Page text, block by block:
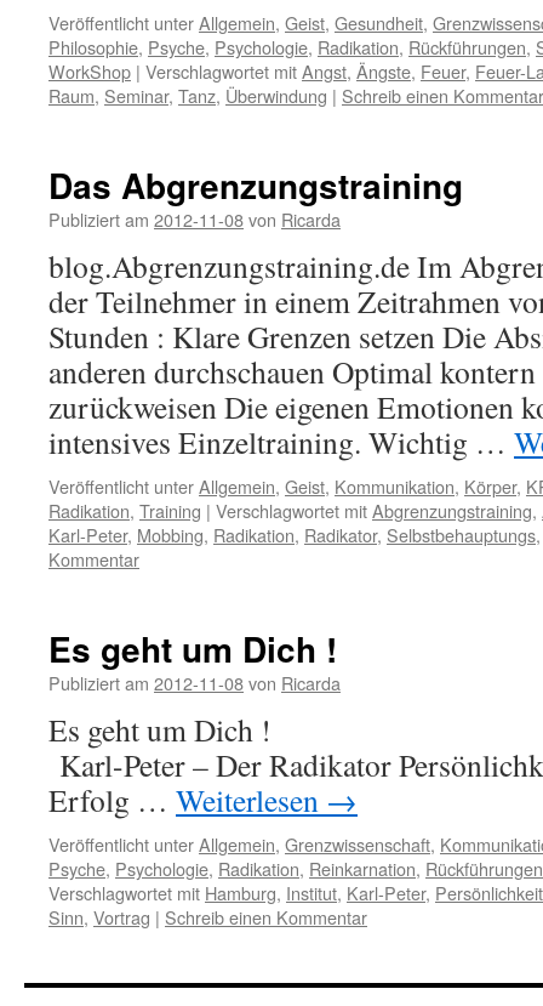
Veröffentlicht unterAllgemein, Geist, Gesundheit,
Philosophie, Psyche, Psychologie, Radikation, Rückführungen,
WorkShop | Verschlagwortet mitAngst, Ängste, Feuer, Feuer-
Raum, Seminar, Tanz, Überwindung | Schreib einen Kommentar
Das Abgrenzungstraining
Publiziert am 2012-11-08von Ricarda
blog.Abgrenzungstraining.de Im
der Teilnehmer in einem Zeitrahmen
Stunden : Klare Grenzen setzen Die
anderen durchschauen Optimal
zurückweisen Die eigenen Emotionen
intensives Einzeltraining. Wichtig …
Veröffentlicht unterAllgemein, Geist, Kommunikation, Körper,
Radikation, Training | Verschlagwortet mitAbgrenzungstraining,
Karl-Peter, Mobbing, Radikation, Radikator, Selbstbehauptungs
Kommentar
Es geht um Dich !
Publiziert am 2012-11-08von Ricarda
Es geht um
Karl-Peter – Der Radikator
Erfolg … Weiterlesen →
Veröffentlicht unterAllgemein, Grenzwissenschaft,
Psyche, Psychologie, Radikation, Reinkarnation, Rückführungen
Verschlagwortet mit Hamburg, Institut, Karl-Peter,
Sinn, Vortrag | Schreib einen Kommentar